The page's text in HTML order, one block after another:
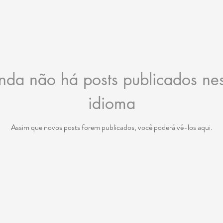
não há posts publicados
idioma
Assim que novos posts forem publicados, você poderá vê-los aqui.